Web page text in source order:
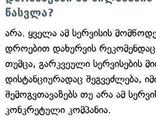
წასვლა?
არა. ყველა ამ სერვისის
დროებით დახურვის
თუმცა, გარკვეული სერვისების
დისტანციურადაც შეგვეძლება,
შემოგვთავაზებს თუ არა ამ
კონკრეტული კომპანია.